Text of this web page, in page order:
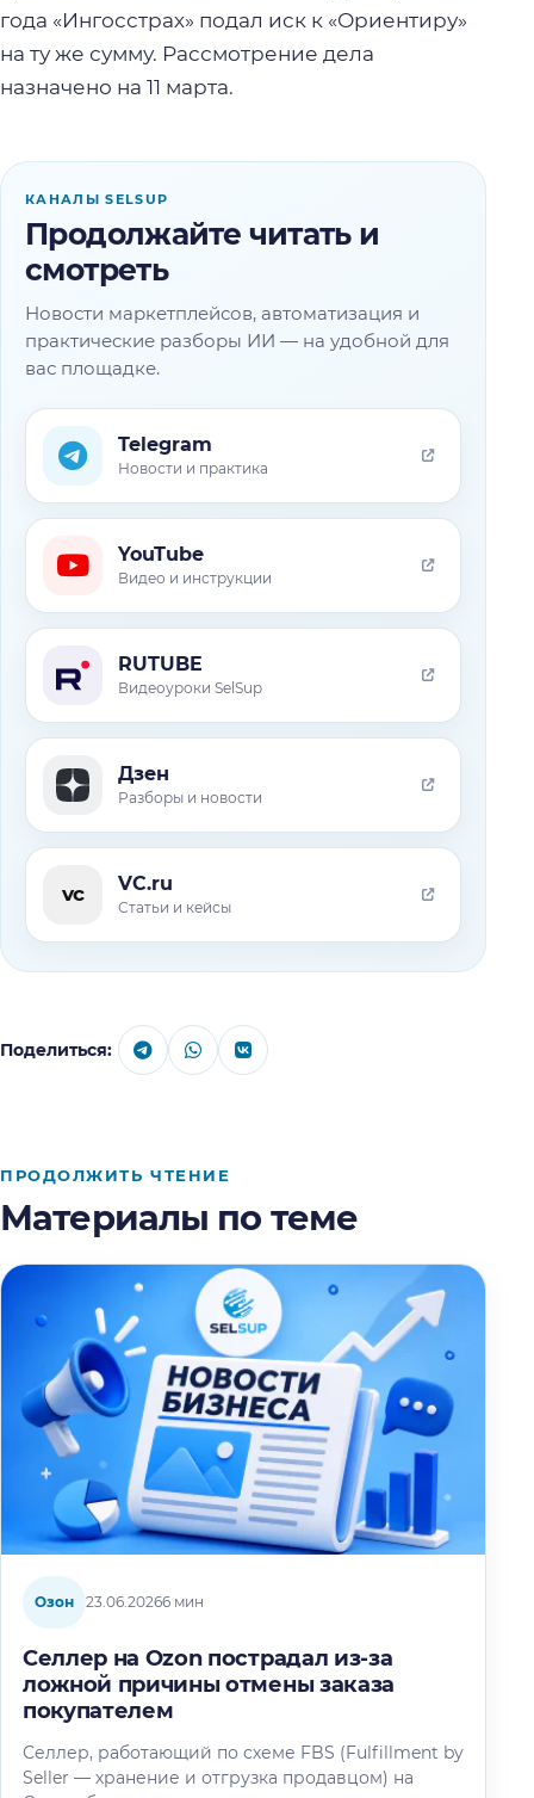
года «Ингосстрах» подал иск к «Ориентиру»
на ту же сумму. Рассмотрение дела
назначено на 11 марта.
КАНАЛЫ SELSUP
Продолжайте читать и
смотреть
Новости маркетплейсов, автоматизация и
практические разборы ИИ — на удобной для
вас площадке.
Telegram
Новости и практика
YouTube
Видео и инструкции
RUTUBE
Видеоуроки SelSup
Дзен
Разборы и новости
vc VC.ru
Статьи и кейсы
Поделиться:
ПРОДОЛЖИТЬ ЧТЕНИЕ
Материалы по теме
Озон 23.06.20266 мин
Селлер на Ozon пострадал из-за
ложной причины отмены заказа
покупателем
Селлер, работающий по схеме FBS (Fulfillment by
Seller — хранение и отгрузка продавцом) на